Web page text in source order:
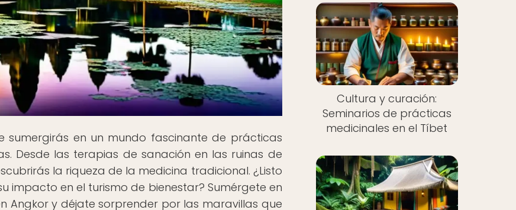
sumergirás en un mundo fascinante de prácticas
Desde las terapias de sanación en las ruinas de
la riqueza de la medicina tradicional. ¿Listo
impacto en el turismo de bienestar? Sumérgete en
Angkor y déjate sorprender por las maravillas que
Cultura y curación:
Seminarios de prácticas
medicinales en el Tíbet